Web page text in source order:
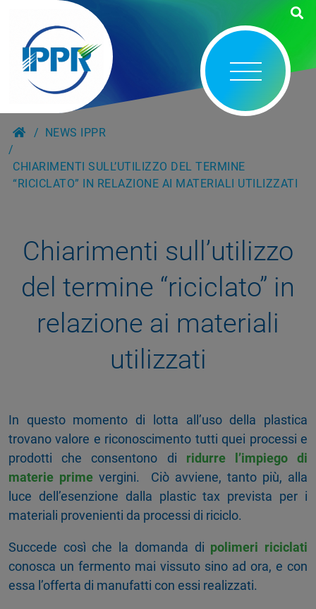
NEWS IPPR
CHIARIMENTI SULL’UTILIZZO DEL TERMINE
“RICICLATO” IN RELAZIONE AI MATERIALI UTILIZZATI
Chiarimenti sull’utilizzo
del termine “riciclato” in
relazione ai materiali
utilizzati
In questo momento di lotta all’uso della plastica
trovano valore e riconoscimento tutti quei processi e
prodotti che consentono di ridurre l’impiego di
materie prime vergini.
Ciò avviene, tanto più, alla
luce dell’esenzione dalla plastic tax prevista per i
materiali provenienti da processi di riciclo.
Succede così che la domanda di polimeri riciclati
conosca un fermento mai vissuto sino ad ora, e con
essa l’offerta di manufatti con essi realizzati.